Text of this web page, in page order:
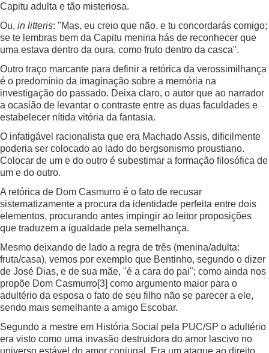
Capitu adulta e tão misteriosa.
Ou, in litteris: "Mas, eu creio que não, e tu concordarás comigo;
se te lembras bem da Capitu menina hás de reconhecer que
uma estava dentro da oura, como fruto dentro da casca".
Outro traço marcante para definir a retórica da verossimilhança
é o predomínio da imaginação sobre a memória na
investigação do passado. Deixa claro, o autor que ao narrador
a ocasião de levantar o contraste entre as duas faculdades e
estabelecer nítida vitória da fantasia.
O infatigável racionalista que era Machado Assis, dificilmente
poderia ser colocado ao lado do bergsonismo proustiano.
Colocar de um e do outro é subestimar a formação filosófica de
um e do outro.
A retórica de Dom Casmurro é o fato de recusar
sistematizamente a procura da identidade perfeita entre dois
elementos, procurando antes impingir ao leitor proposições
que traduzem a igualdade pela semelhança.
Mesmo deixando de lado a regra de três (menina/adulta:
fruta/casa), vemos por exemplo que Bentinho, segundo o dizer
de José Dias, e de sua mãe, "é a cara do pai"; como ainda nos
propõe Dom Casmurro[3] como argumento maior para o
adultério da esposa o fato de seu filho não se parecer a ele,
sendo mais semelhante a amigo Escobar.
Segundo a mestre em História Social pela PUC/SP o adultério
era visto como uma invasão destruidora do amor lascivo no
universo estável do amor conjugal. Era um ataque ao direito